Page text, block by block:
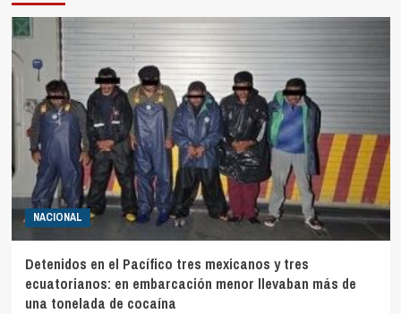
NACIONAL
Detenidos en el Pacífico tres mexicanos y tres
ecuatorianos: en embarcación menor llevaban más de
una tonelada de cocaína